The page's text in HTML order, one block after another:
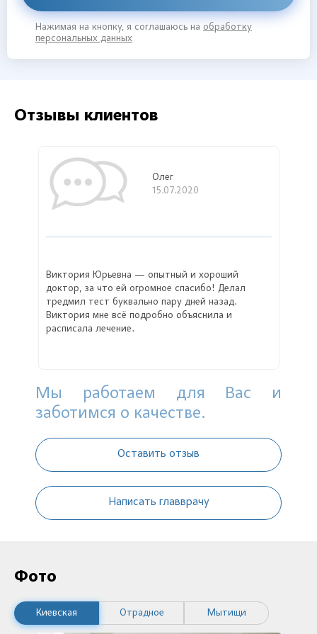
Нажимая на кнопку, я соглашаюсь на обработку
персональных данных
Отзывы клиентов
Олег
15.07.2020
Виктория Юрьевна — опытный и хороший
доктор, за что ей огромное спасибо! Делал
тредмил тест буквально пару дней назад.
Виктория мне всё подробно объяснила и
расписала лечение.
Мы работаем для Вас и
заботимся о качестве.
Оставить отзыв
Написать главврачу
Фото
Киевская Отрадное Мытищи